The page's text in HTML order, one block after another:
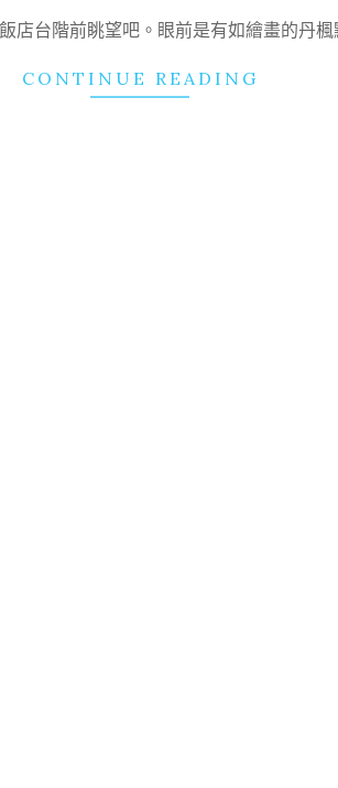
店台階前眺望吧。眼前是有如繪畫的丹
CONTINUE READING